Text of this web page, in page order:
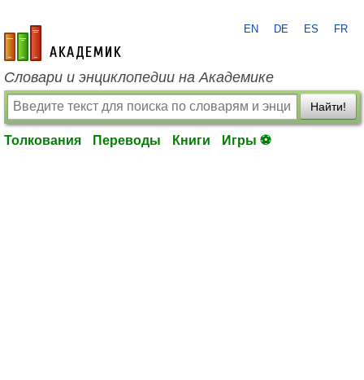
academic.ru
EN DE ES FR
Словари и энциклопедии на Академике
Найти!
Толкования Переводы Книги Игры ⚽